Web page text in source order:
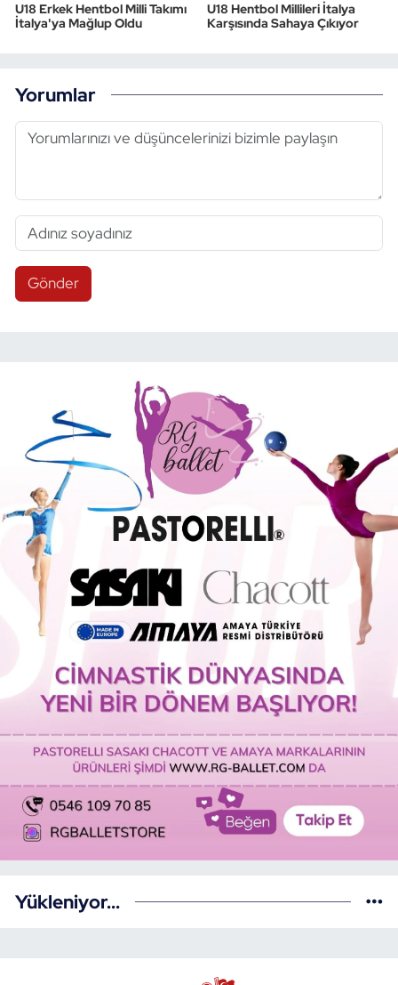
U18 Erkek Hentbol Milli Takımı
İtalya'ya Mağlup Oldu
U18 Hentbol Millileri İtalya
Karşısında Sahaya Çıkıyor
Yorumlar
Gönder
Yükleniyor...